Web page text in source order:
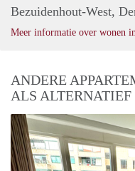
Bezuidenhout-West,
Meer informatie over wonen
ANDERE
ALS